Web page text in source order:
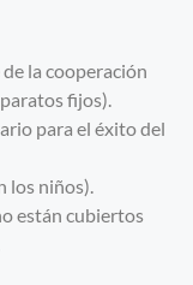
la cooperación
fijos).
para el éxito del
los niños).
están cubiertos